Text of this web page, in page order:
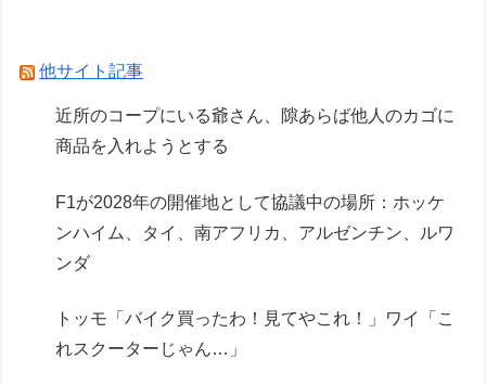
テスラ、26年中に日本の納車拠点を6割増 販売
急増による混乱収拾へ
Powered by livedoor 相互RSS
他サイト記事
近所のコープにいる爺さん、隙あらば他人のカゴに
商品を入れようとする
F1が2028年の開催地として協議中の場所：ホッケ
ンハイム、タイ、南アフリカ、アルゼンチン、ルワ
ンダ
トッモ「バイク買ったわ！見てやこれ！」ワイ「こ
れスクーターじゃん…」